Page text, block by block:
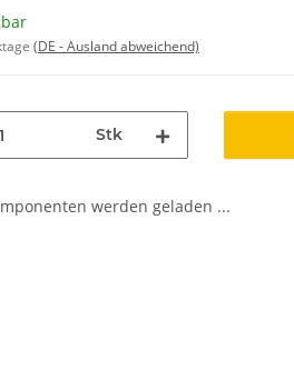
(DE - Ausland abweichend)
Stk
werden geladen ...